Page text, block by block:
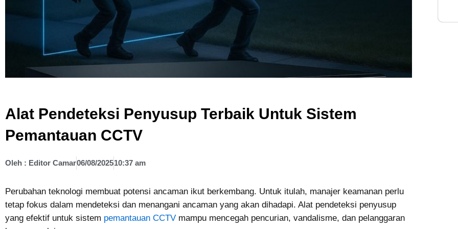
Alat Pendeteksi Penyusup Terbaik Untuk Sistem
Pemantauan CCTV
Oleh : Editor Camar06/08/202510:37 am
Perubahan teknologi membuat potensi ancaman ikut berkembang. Untuk itulah, manajer keamanan perlu
tetap fokus dalam mendeteksi dan menangani ancaman yang akan dihadapi. Alat pendeteksi penyusup
yang efektif untuk sistem pemantauan CCTV mampu mencegah pencurian, vandalisme, dan pelanggaran